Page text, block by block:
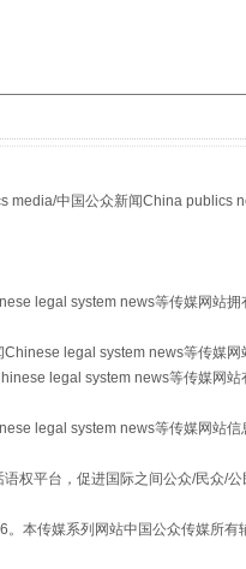
用生命托举生命
media/中国公众新闻China publics
legal system news等传媒网站拥
legal system news等传媒网
legal system news等传媒网站
legal system news等传媒网站信
权平台，促进国际之间公众/民众/公
本传媒系列网站中国公众传媒所有